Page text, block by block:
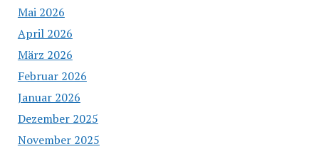
Mai 2026
April 2026
März 2026
Februar 2026
Januar 2026
Dezember 2025
November 2025